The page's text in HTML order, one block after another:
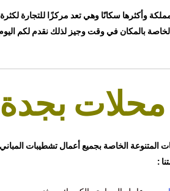
سكانًا وهي تعد مركزًا للتجارة لكثرة
الخاصة بالمكان في وقت وجيز لذلك نقدم لكم
بجدة
الخاصة بجميع أعمال تشطيبات المباني
: